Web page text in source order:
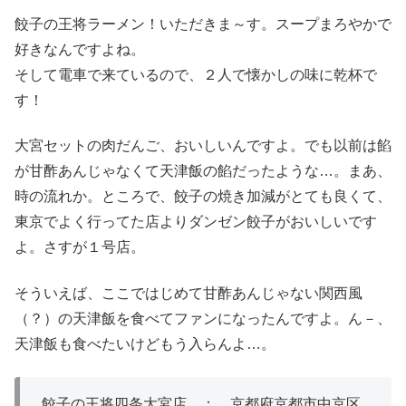
餃子の王将ラーメン！いただきま～す。スープまろやかで
好きなんですよね。
そして電車で来ているので、２人で懐かしの味に乾杯で
す！
大宮セットの肉だんご、おいしいんですよ。でも以前は餡
が甘酢あんじゃなくて天津飯の餡だったような…。まあ、
時の流れか。ところで、餃子の焼き加減がとても良くて、
東京でよく行ってた店よりダンゼン餃子がおいしいです
よ。さすが１号店。
そういえば、ここではじめて甘酢あんじゃない関西風
（？）の天津飯を食べてファンになったんですよ。ん－、
天津飯も食べたいけどもう入らんよ…。